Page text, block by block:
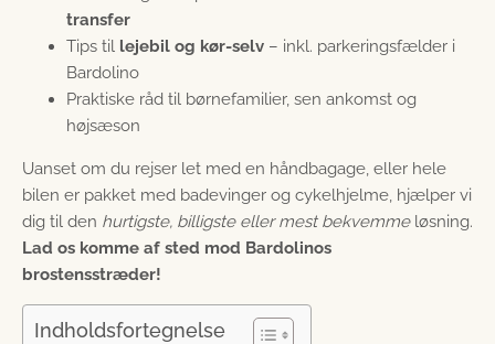
transfer
Tips til lejebil og kør-selv – inkl. parkeringsfælder i
Bardolino
Praktiske råd til børnefamilier, sen ankomst og
højsæson
Uanset om du rejser let med en håndbagage, eller hele
bilen er pakket med badevinger og cykelhjelme, hjælper vi
dig til den hurtigste, billigste eller mest bekvemmeløsning.
Lad os komme af sted mod Bardolinos
brostensstræder!
Indholdsfortegnelse